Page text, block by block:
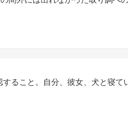
ること。自分、彼女、犬と寝